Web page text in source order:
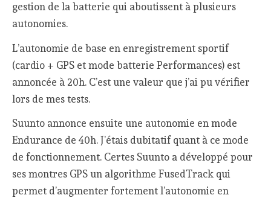
gestion de la batterie qui aboutissent à plusieurs
autonomies.
L’autonomie de base en enregistrement sportif
(cardio + GPS et mode batterie Performances) est
annoncée à 20h. C’est une valeur que j’ai pu vérifier
lors de mes tests.
Suunto annonce ensuite une autonomie en mode
Endurance de 40h. J’étais dubitatif quant à ce mode
de fonctionnement. Certes Suunto a développé pour
ses montres GPS un algorithme FusedTrack qui
permet d’augmenter fortement l’autonomie en